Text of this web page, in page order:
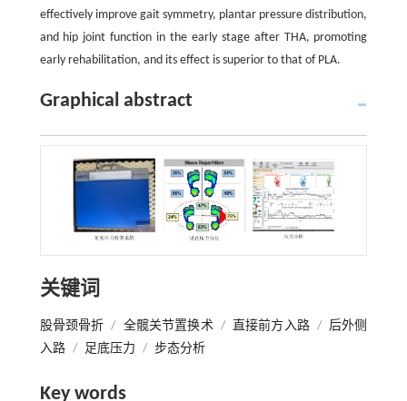
effectively improve gait symmetry, plantar pressure distribution,
and hip joint function in the early stage after THA, promoting
early rehabilitation, and its effect is superior to that of PLA.
Graphical abstract
关键词
股骨颈骨折 / 全髋关节置换术 / 直接前方入路 / 后外侧
入路 / 足底压力 / 步态分析
Key words